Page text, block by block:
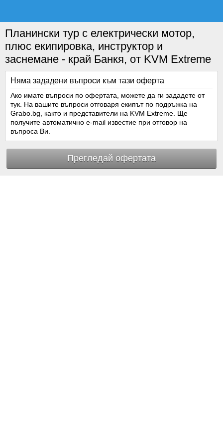
Планински тур с електрически мотор,
плюс екипировка, инструктор и
заснемане - край Банкя, от KVM Extreme
Няма зададени въпроси към тази оферта
Ако имате въпроси по офертата, можете да ги зададете от
тук. На вашите въпроси отговаря екипът по подръжка на
Grabo.bg, както и представители на KVM Extreme. Ще
получите автоматично e-mail известие при отговор на
въпроса Ви.
Прегледай офертата